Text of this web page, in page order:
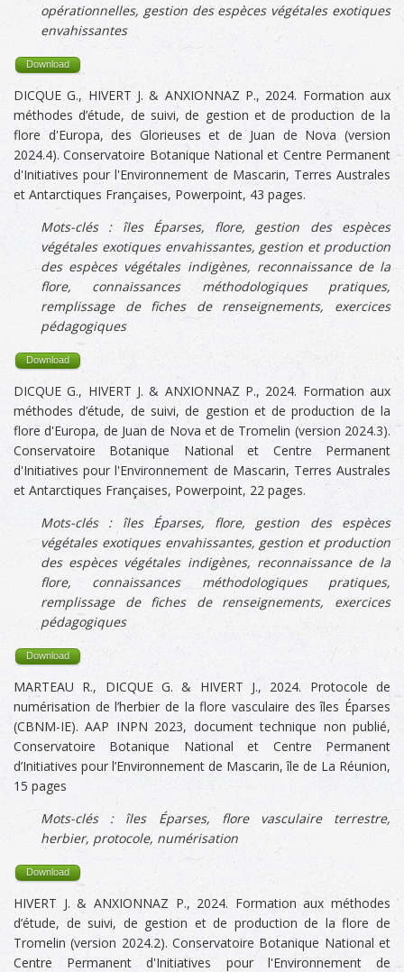
opérationnelles, gestion des espèces végétales exotiques
envahissantes
Download
DICQUE G., HIVERT J. & ANXIONNAZ P., 2024. Formation aux
méthodes d’étude, de suivi, de gestion et de production de la
flore d'Europa, des Glorieuses et de Juan de Nova (version
2024.4). Conservatoire Botanique National et Centre Permanent
d'Initiatives pour l'Environnement de Mascarin, Terres Australes
et Antarctiques Françaises, Powerpoint, 43 pages.
Mots-clés : îles Éparses, flore, gestion des espèces
végétales exotiques envahissantes, gestion et production
des espèces végétales indigènes, reconnaissance de la
flore, connaissances méthodologiques pratiques,
remplissage de fiches de renseignements, exercices
pédagogiques
Download
DICQUE G., HIVERT J. & ANXIONNAZ P., 2024. Formation aux
méthodes d’étude, de suivi, de gestion et de production de la
flore d'Europa, de Juan de Nova et de Tromelin (version 2024.3).
Conservatoire Botanique National et Centre Permanent
d'Initiatives pour l'Environnement de Mascarin, Terres Australes
et Antarctiques Françaises, Powerpoint, 22 pages.
Mots-clés : îles Éparses, flore, gestion des espèces
végétales exotiques envahissantes, gestion et production
des espèces végétales indigènes, reconnaissance de la
flore, connaissances méthodologiques pratiques,
remplissage de fiches de renseignements, exercices
pédagogiques
Download
MARTEAU R., DICQUE G. & HIVERT J., 2024. Protocole de
numérisation de l’herbier de la flore vasculaire des îles Éparses
(CBNM-IE). AAP INPN 2023, document technique non publié,
Conservatoire Botanique National et Centre Permanent
d’Initiatives pour l’Environnement de Mascarin, île de La Réunion,
15 pages
Mots-clés : îles Éparses, flore vasculaire terrestre,
herbier, protocole, numérisation
Download
HIVERT J. & ANXIONNAZ P., 2024. Formation aux méthodes
d’étude, de suivi, de gestion et de production de la flore de
Tromelin (version 2024.2). Conservatoire Botanique National et
Centre Permanent d'Initiatives pour l'Environnement de